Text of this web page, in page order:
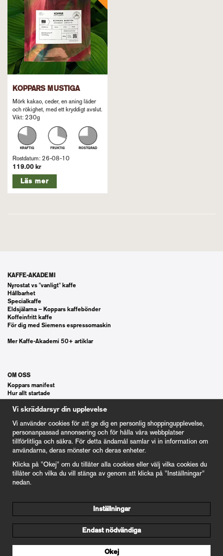
KOPPARS MUSTIGA
Mörk kakao, ceder, en aning läder
och rökighet, med ett kryddigt avslut.
Vikt: 230g
Rostdatum: 26-08-10
119.00 kr
Läs mer
KAFFE-AKADEMI
Nyrostat vs "vanligt" kaffe
Hållbarhet
Specialkaffe
Eldsjälarna – Koppars kaffebönder
Koffeinfritt kaffe
För dig med Siemens espressomaskin
Mer Kaffe-Akademi 50+ artiklar
OM OSS
Koppars manifest
Hur allt startade
Våra gästspel
Kontakt
Cookie Inställningar
Våra Gåvokort
Våra villkor
100% nöjd kund garanti
nyrostat@kafferosterietkoppar.se
Drift & produktion:Wikinggruppen
Vi skräddarsyr din upplevelse
Vi använder cookies för att ge dig en personlig shoppingupplevelse,
personanpassad annonsering och för hålla våra webbplatser
tillförlitliga och säkra. För detta ändamål samlar vi in information om
användarna, deras mönster och deras enheter.
Klicka på "Okej" om du tillåter alla cookies eller välj vilka cookies du
tillåter och vilka du vill stänga av genom att klicka på "Inställningar"
nedan.
Inställningar
Endast nödvändiga
Okej